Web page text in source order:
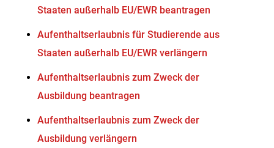
Staaten außerhalb EU/EWR beantragen
Aufenthaltserlaubnis für Studierende aus
Staaten außerhalb EU/EWR verlängern
Aufenthaltserlaubnis zum Zweck der
Ausbildung beantragen
Aufenthaltserlaubnis zum Zweck der
Ausbildung verlängern